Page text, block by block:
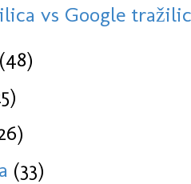
vs Google
(48)
(33)